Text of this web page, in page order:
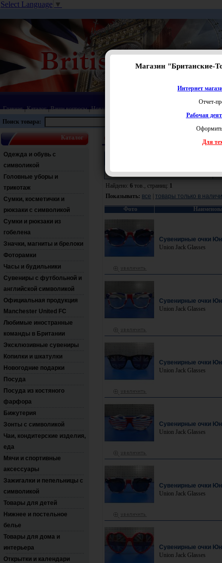
Select Language ▼
Главная|Каталог|Ваши вопросы|Новинки
Поиск товара:
Каталог
Одежда и обувь с
символикой
Головные уборы и
трикотаж
Сумки, косметички и
рюкзаки с символикой
Сумки и рюкзаки из
гобелена
Значки, магниты и брелоки
Фоторамки
Часы и будильники
Сувениры с футбольной и
английской символикой
Официальная продукция
Manchester United FC
Любимые иностранные
команды в Британии
Эксклюзивные сувениры
Копилки и шкатулки
Новогодние подарки
Посуда
Посуда из костяного
фарфора
Бижутерия
Зонты с символикой
Чаи, кондитерские изделия,
еда
Мячи и спортивные
аксессуары
Зажигалки и пепельницы с
символикой
Товары для детей
Нижнее и постельное
белье
Товары для дома и
интерьера
Открытки и календари
Сувениры с футбольной и английской
Раздел:
Найдено: 6 тов., страниц: 1
Показывать: все
товары только в
Фото
Сувенирные очки
Union Jack Glasses
Сувенирные очки
Union Jack Glasses
Сувенирные очки
Union Jack Glasses
Сувенирные очки
Union Jack Glasses
Сувенирные очки
Union Jack Glasses
Сувенирные очки
Union Jack Glasses
Магазин "Британские-
Интернет
Отчет-
Рабочая
Для